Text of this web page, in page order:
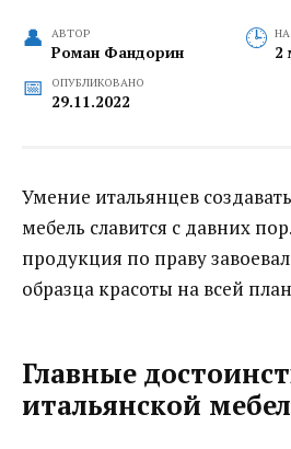
АВТОР
Роман Фандорин 2
ОПУБЛИКОВАНО
29.11.2022
Умение итальянцев
мебель славится с давних
продукция по праву
образца красоты на всей
Главные
итальянской